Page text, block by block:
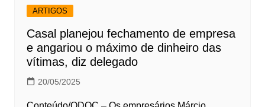
ARTIGOS
Casal planejou fechamento de empresa
e angariou o máximo de dinheiro das
vítimas, diz delegado
20/05/2025